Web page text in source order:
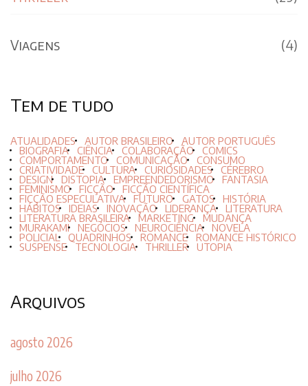
Viagens (4)
Tem de tudo
ATUALIDADES AUTOR BRASILEIRO AUTOR PORTUGUÊS
BIOGRAFIA CIÊNCIA COLABORAÇÃO COMICS
COMPORTAMENTO COMUNICAÇÃO CONSUMO
CRIATIVIDADE CULTURA CURIOSIDADES CÉREBRO
DESIGN DISTOPIA EMPREENDEDORISMO FANTASIA
FEMINISMO FICÇÃO FICÇÃO CIENTÍFICA
FICÇÃO ESPECULATIVA FUTURO GATOS HISTÓRIA
HÁBITOS IDEIAS INOVAÇÃO LIDERANÇA LITERATURA
LITERATURA BRASILEIRA MARKETING MUDANÇA
MURAKAMI NEGÓCIOS NEUROCIÊNCIA NOVELA
POLICIAL QUADRINHOS ROMANCE ROMANCE HISTÓRICO
SUSPENSE TECNOLOGIA THRILLER UTOPIA
Arquivos
agosto 2026
julho 2026